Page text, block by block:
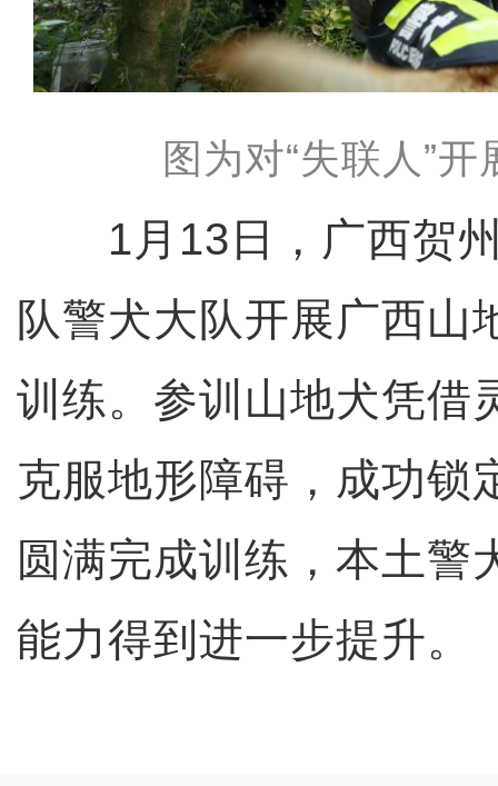
图为对“失联人”
1月13日，广西贺州
队警犬大队开展广西山
训练。参训山地犬凭借
克服地形障碍，成功锁
圆满完成训练，本土警
能力得到进一步提升。